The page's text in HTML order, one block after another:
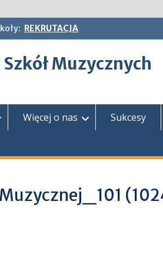
REKRUTACJA
Muzycznych
Więcej o nas Sukcesy